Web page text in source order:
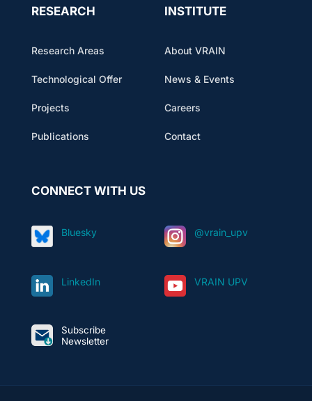
RESEARCH
Research Areas
Technological Offer
Projects
Publications
INSTITUTE
About VRAIN
News & Events
Careers
Contact
CONNECT WITH US
Bluesky @vrain_upv
LinkedIn VRAIN UPV
Subscribe
Newsletter